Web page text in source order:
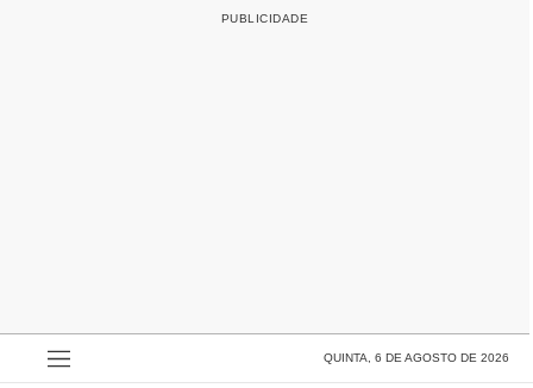
QUINTA, 6 DE AGOSTO DE 2026